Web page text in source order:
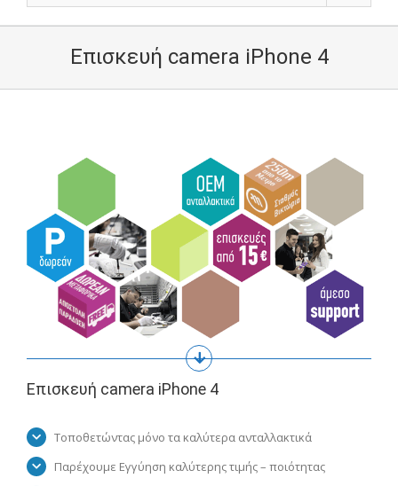
Επισκευή camera iPhone 4
Επισκευή camera iPhone 4
Τοποθετώντας μόνο τα καλύτερα ανταλλακτικά
Παρέχουμε Εγγύηση καλύτερης τιμής – ποιότητας